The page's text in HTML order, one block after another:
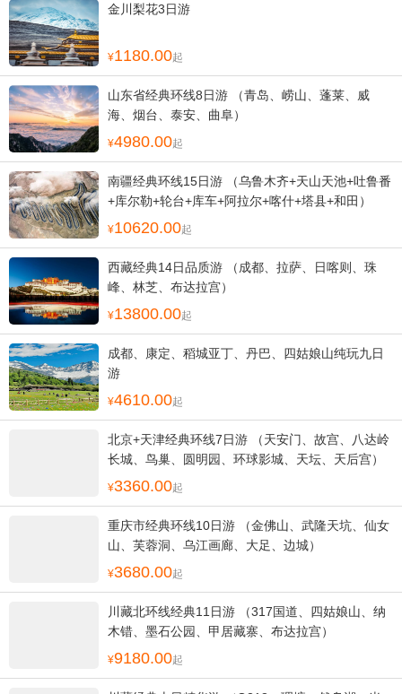
金川梨花3日游
1180.00起
山东省经典环线8日游 （青岛、崂山、蓬莱、威
海、烟台、泰安、曲阜）
4980.00起
南疆经典环线15日游 （乌鲁木齐+天山天池+吐鲁番
+库尔勒+轮台+库车+阿拉尔+喀什+塔县+和田）
10620.00起
西藏经典14日品质游 （成都、拉萨、日喀则、珠
峰、林芝、布达拉宫）
13800.00起
成都、康定、稻城亚丁、丹巴、四姑娘山纯玩九日
游
4610.00起
北京+天津经典环线7日游 （天安门、故宫、八达岭
长城、鸟巢、圆明园、环球影城、天坛、天后宫）
3360.00起
重庆市经典环线10日游 （金佛山、武隆天坑、仙女
山、芙蓉洞、乌江画廊、大足、边城）
3680.00起
川藏北环线经典11日游 （317国道、四姑娘山、纳
木错、墨石公园、甲居藏寨、布达拉宫）
9180.00起